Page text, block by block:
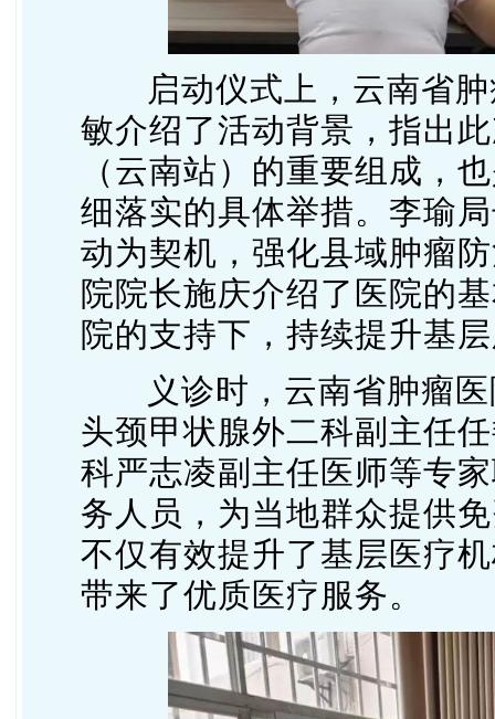
启动仪式上， 云南省
敏介绍了活动背景，指出
（云南站）的重要组成，
细落实的具体举措。李瑜
动为契机，强化县域肿瘤
院院长施庆介绍了医院的
院的支持下，持续提升基
义诊时， 云南省肿瘤
头颈甲状腺外二科副主任
科严志凌副主任医师等专
务人员，为当地群众提供
不仅有效提升了基层医疗
带来了优质医疗服务。